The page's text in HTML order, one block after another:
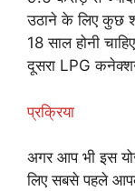
उठाने के लिए कुछ
18 साल होनी
दूसरा LPG कनेक्शन
प्रक्रिया
अगर आप भी इस
लिए सबसे पहले